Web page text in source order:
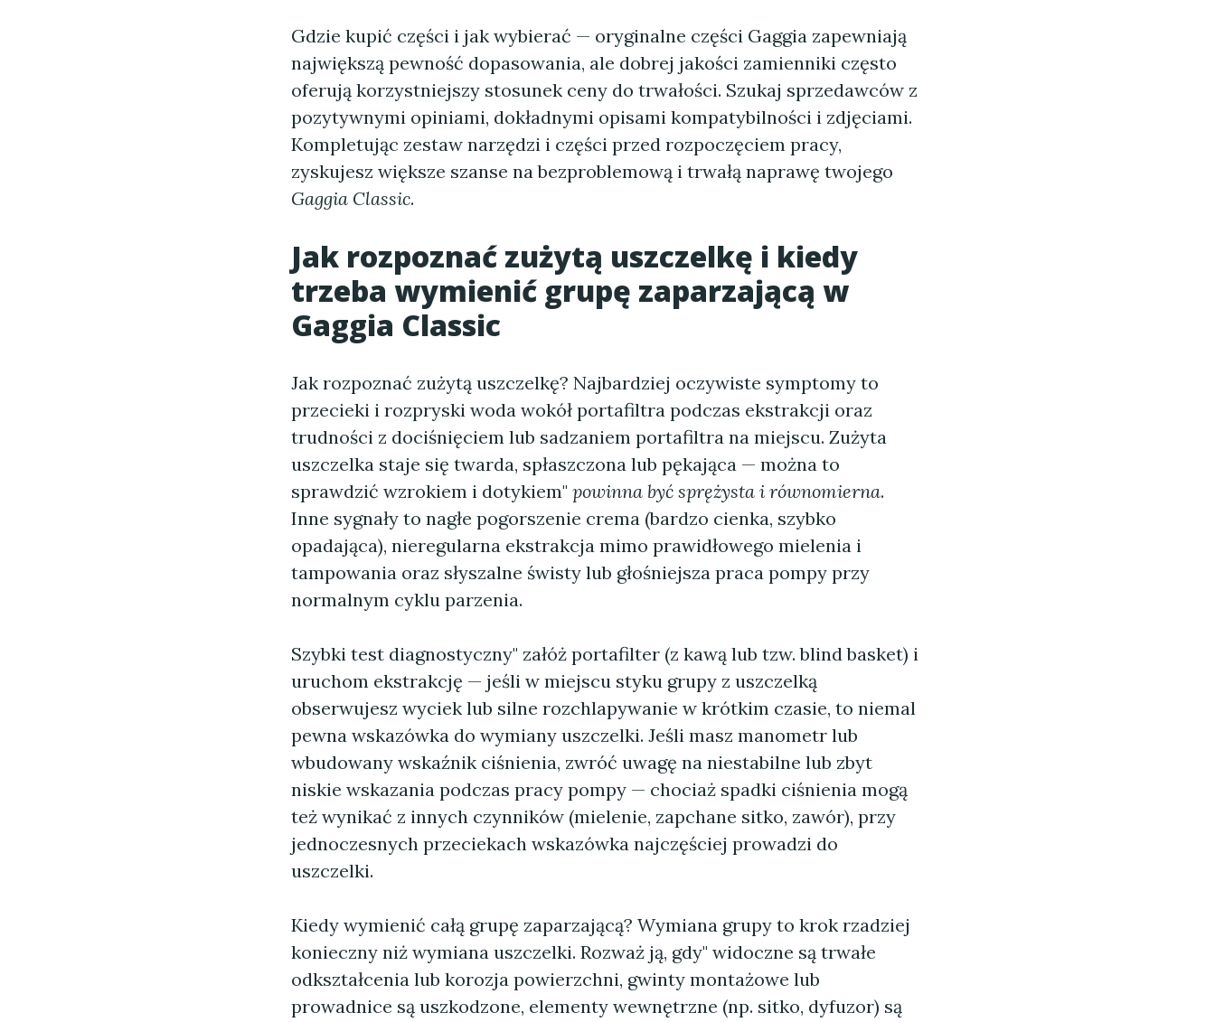
Gdzie kupić części i jak wybierać — oryginalne części Gaggia zapewniają
największą pewność dopasowania, ale dobrej jakości zamienniki często
oferują korzystniejszy stosunek ceny do trwałości. Szukaj sprzedawców z
pozytywnymi opiniami, dokładnymi opisami kompatybilności i zdjęciami.
Kompletując zestaw narzędzi i części przed rozpoczęciem pracy,
zyskujesz większe szanse na bezproblemową i trwałą naprawę twojego
Gaggia Classic.
Jak rozpoznać zużytą uszczelkę i kiedy
trzeba wymienić grupę zaparzającą w
Gaggia Classic
Jak rozpoznać zużytą uszczelkę? Najbardziej oczywiste symptomy to
przecieki i rozpryski woda wokół portafiltra podczas ekstrakcji oraz
trudności z dociśnięciem lub sadzaniem portafiltra na miejscu. Zużyta
uszczelka staje się twarda, spłaszczona lub pękająca — można to
sprawdzić wzrokiem i dotykiem" powinna być sprężysta i równomierna.
Inne sygnały to nagłe pogorszenie crema (bardzo cienka, szybko
opadająca), nieregularna ekstrakcja mimo prawidłowego mielenia i
tampowania oraz słyszalne świsty lub głośniejsza praca pompy przy
normalnym cyklu parzenia.
Szybki test diagnostyczny" załóż portafilter (z kawą lub tzw. blind basket) i
uruchom ekstrakcję — jeśli w miejscu styku grupy z uszczelką
obserwujesz wyciek lub silne rozchlapywanie w krótkim czasie, to niemal
pewna wskazówka do wymiany uszczelki. Jeśli masz manometr lub
wbudowany wskaźnik ciśnienia, zwróć uwagę na niestabilne lub zbyt
niskie wskazania podczas pracy pompy — chociaż spadki ciśnienia mogą
też wynikać z innych czynników (mielenie, zapchane sitko, zawór), przy
jednoczesnych przeciekach wskazówka najczęściej prowadzi do
uszczelki.
Kiedy wymienić całą grupę zaparzającą? Wymiana grupy to krok rzadziej
konieczny niż wymiana uszczelki. Rozważ ją, gdy" widoczne są trwałe
odkształcenia lub korozja powierzchni, gwinty montażowe lub
prowadnice są uszkodzone, elementy wewnętrzne (np. sitko, dyfuzor) są